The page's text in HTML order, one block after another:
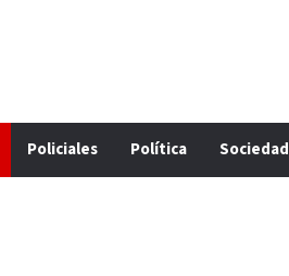
Policiales Política Sociedad